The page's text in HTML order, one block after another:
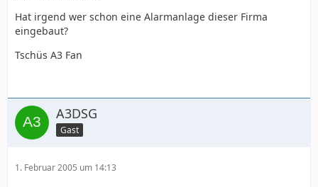
Hat irgend wer schon eine Alarmanlage dieser Firma
eingebaut?
Tschüs A3 Fan
A3DSG
Gast
1. Februar 2005 um 14:13